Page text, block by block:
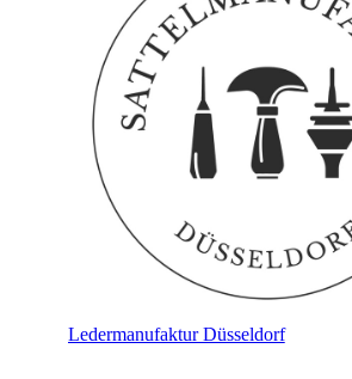
Ledermanufaktur Düsseldorf